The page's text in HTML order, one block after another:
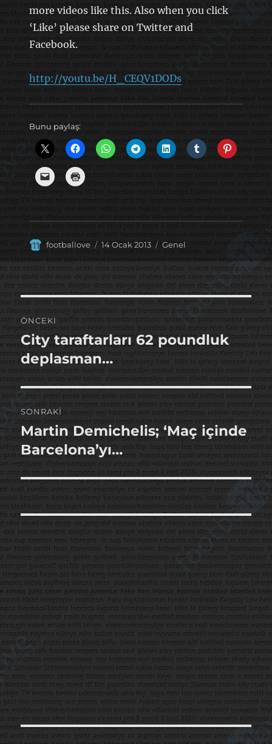
more videos like this. Also when you click
‘Like’ please share on Twitter and
Facebook.
http://youtu.be/H_CEQV1DODs
Bunu paylaş:
Yazar
footballove
Yayın
14 Ocak 2013 Kategoriler
Genel
Yazı
gezinmesi
ÖNCEKI
Önceki
yazı:
City taraftarları 62 poundluk
deplasman…
SONRAKI
Sonraki
yazı:
Martin Demichelis; ‘Maç içinde
Barcelona’yı…